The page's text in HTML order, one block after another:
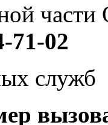
71-02
служб